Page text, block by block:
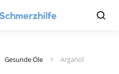
Gesunde Öle Arganöl